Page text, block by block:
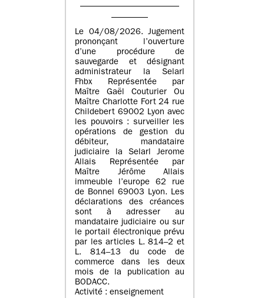
Le 04/08/2026. Jugement
prononçant l’ouverture
d’une procédure de
sauvegarde et désignant
administrateur la Selarl
Fhbx Représentée par
Maître Gaël Couturier Ou
Maître Charlotte Fort 24 rue
Childebert 69002 Lyon avec
les pouvoirs : surveiller les
opérations de gestion du
débiteur, mandataire
judiciaire la Selarl Jerome
Allais Représentée par
Maître Jérôme Allais
immeuble l’europe 62 rue
de Bonnel 69003 Lyon. Les
déclarations des créances
sont à adresser au
mandataire judiciaire ou sur
le portail électronique prévu
par les articles L. 814–2 et
L. 814–13 du code de
commerce dans les deux
mois de la publication au
BODACC.
Activité : enseignement